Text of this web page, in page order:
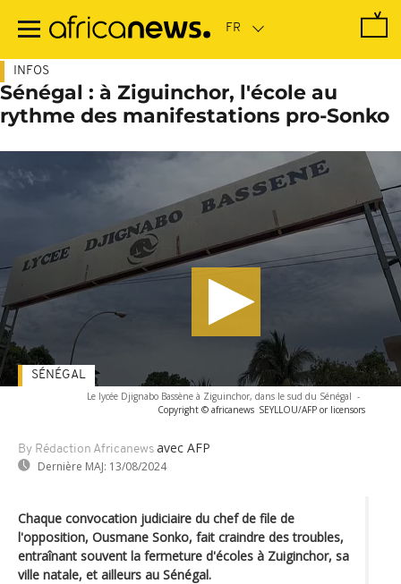
contenu
INFOS
Sénégal : à Ziguinchor, l'école au
rythme des manifestations pro-Sonko
Le lycée Djignabo Bassène à Ziguinchor, dans le sud du Sénégal -
Copyright © africanews SEYLLOU/AFP or licensors
By Rédaction Africanews avec AFP
Dernière MAJ: 13/08/2024
SÉNÉGAL
Chaque convocation judiciaire du chef de file de
l'opposition, Ousmane Sonko, fait craindre des troubles,
entraînant souvent la fermeture d'écoles à Zuiginchor, sa
ville natale, et ailleurs au Sénégal.